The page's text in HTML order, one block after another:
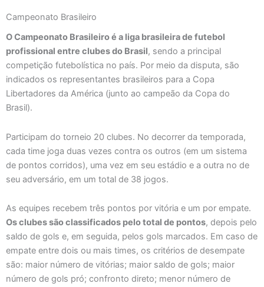
Campeonato Brasileiro
O Campeonato Brasileiro é a liga brasileira de futebol
profissional entre clubes do Brasil, sendo a principal
competição futebolística no país. Por meio da disputa, são
indicados os representantes brasileiros para a Copa
Libertadores da América (junto ao campeão da Copa do
Brasil).
Participam do torneio 20 clubes. No decorrer da temporada,
cada time joga duas vezes contra os outros (em um sistema
de pontos corridos), uma vez em seu estádio e a outra no de
seu adversário, em um total de 38 jogos.
As equipes recebem três pontos por vitória e um por empate.
Os clubes são classificados pelo total de pontos, depois pelo
saldo de gols e, em seguida, pelos gols marcados. Em caso de
empate entre dois ou mais times, os critérios de desempate
são: maior número de vitórias; maior saldo de gols; maior
número de gols pró; confronto direto; menor número de